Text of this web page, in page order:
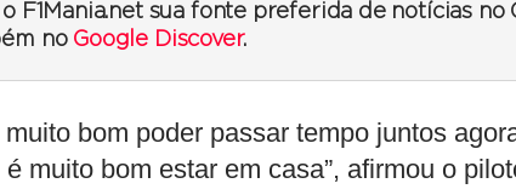
o F1Mania.net sua fonte preferida de notícias no
no Google Discover.
muito bom poder passar tempo juntos
muito bom estar em casa”, afirmou o